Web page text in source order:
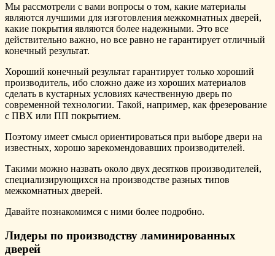
Мы рассмотрели с вами вопросы о том, какие материалы
являются лучшими для изготовления межкомнатных дверей,
какие покрытия являются более надежными. Это все
действительно важно, но все равно не гарантирует отличный
конечный результат.
Хороший конечный результат гарантирует только хороший
производитель, ибо сложно даже из хороших материалов
сделать в кустарных условиях качественную дверь по
современной технологии. Такой, например, как фрезерование
с ПВХ или ПП покрытием.
Поэтому имеет смысл ориентироваться при выборе двери на
известных, хорошо зарекомендовавших производителей.
Такими можно назвать около двух десятков производителей,
специализирующихся на производстве разных типов
межкомнатных дверей.
Давайте познакомимся с ними более подробно.
Лидеры по производству ламинированных
дверей